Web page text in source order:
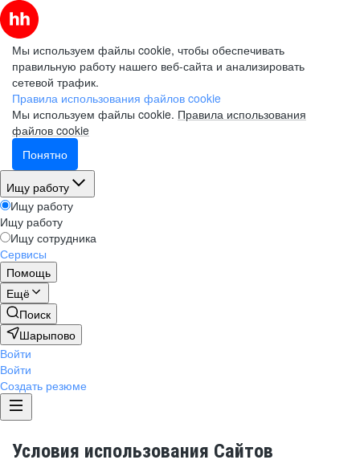
Мы используем файлы cookie, чтобы обеспечивать
правильную работу нашего веб-сайта и анализировать
сетевой трафик.
Правила использования файлов cookie
Мы используем файлы cookie. Правила использования
файлов cookie
Понятно
Ищу работу
Ищу работу
Ищу работу
Ищу сотрудника
Сервисы
Помощь
Ещё
Поиск
Шарыпово
Войти
Войти
Создать резюме
Условия использования Сайтов